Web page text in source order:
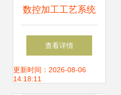
数控加工工艺系统
的基本组成及其在
机电控制中的应用
查看详情
更新时间：2026-08-06
14:18:11